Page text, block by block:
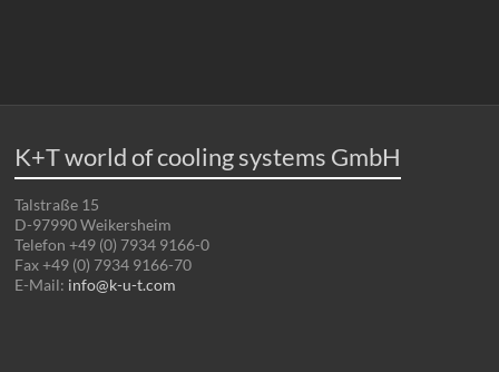
K+T world of cooling systems GmbH
Talstraße 15
D-97990 Weikersheim
Telefon +49 (0) 7934 9166-0
Fax +49 (0) 7934 9166-70
E-Mail: info@k-u-t.com